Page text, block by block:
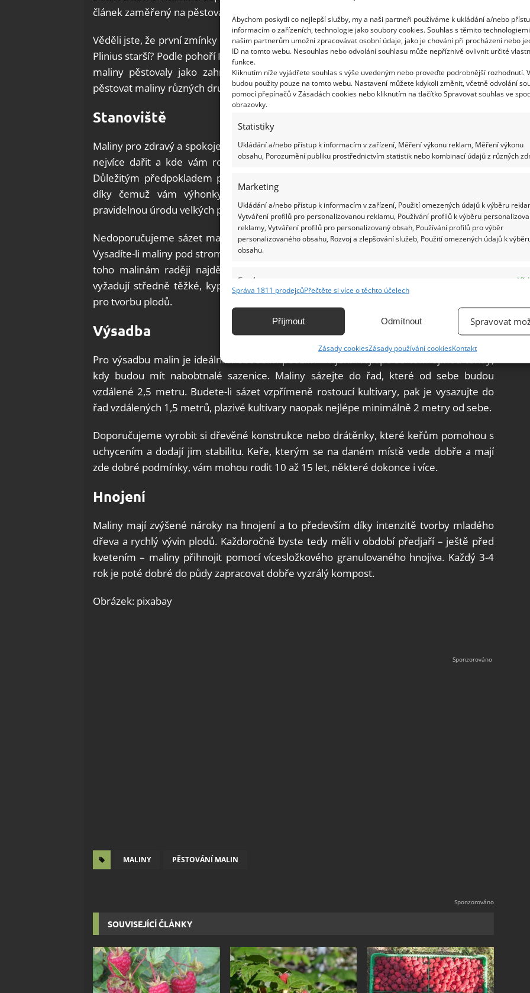
Abychom poskytli co nejlepší služby, my a naši partneři používáme k ukládání a/nebo
informacím o zařízeních, technologie jako soubory cookies. Souhlas s těmito
našim partnerům umožní zpracovávat osobní údaje, jako je chování při procházení nebo
ID na tomto webu. Nesouhlas nebo odvolání souhlasu může nepříznivě ovlivnit určité
funkce.
Kliknutím níže vyjádřete souhlas s výše uvedeným nebo proveďte podrobnější rozhodnutí.
budou použity pouze na tomto webu. Nastavení můžete kdykoli změnit, včetně odvolání
pomocí přepínačů v Zásadách cookies nebo kliknutím na tlačítko Spravovat souhlas ve
obrazovky.
Statistiky
Ukládání a/nebo přístup k informacím v zařízení, Měření výkonu reklam, Měření výkonu
obsahu, Porozumění publiku prostřednictvím statistik nebo kombinací údajů z různých
Marketing
Ukládání a/nebo přístup k informacím v zařízení, Použití omezených údajů k výběru
Vytváření profilů pro personalizovanou reklamu, Používání profilů k výběru
reklamy, Vytváření profilů pro personalizovaný obsah, Používání profilů pro výběr
personalizovaného obsahu, Rozvoj a zlepšování služeb, Použití omezených údajů k
obsahu.
Funkce
Identifikace zařízení na základě automaticky přenášených informací.
základě aktivně vyžádaných informací.
Zajištění bezpečnosti, předcházení a zjišťování podvodů a
odstraňování chyb, Poskytování a zobrazování reklamy a obsahu,
Ukládání a sdělování voleb ochrany osobních údajů.
Správa 1811 prodejcůPřečtěte si více o těchto účelech
Příjmout Odmítnout Spravovat
Zásady cookiesZásady používání cookiesKontakt
článek zaměřený na pěstování malin!
Věděli jste, že první zmínky o malinách pochází z Kréty, kde jejich pěstování zaznamenal
Plinius starší? Podle pohoří Ida švédský dostal maliník jméno Rubus idaea. V Čechách se
maliny pěstovaly jako zahradní rostlina od 16. století, v současné době je možné
pěstovat maliny různých druhů i barev: bílé, žluté, růžové, červené i červenofialové.
Stanoviště
Maliny pro zdravý a spokojený růst vyžadují chráněnou suchou polohu, kde se jim bude
nejvíce dařit a kde vám rovněž budou nejvíce plodit a dělat tak tu největší radost.
Důležitým předpokladem pro úspěšné pěstování je každoroční řádné vyzrání dřeva,
díky čemuž vám výhonky nezamrznou, dobře dozrají a vytvoří tak bohatou a
pravidelnou úrodu velkých plodů.
Nedoporučujeme sázet maliny pod stromy, což je velmi častý a bohužel i chybný jev.
Vysadíte-li maliny pod strom, budou jim čerpat půdu a nedočkáte se dobré úrody. Místo
toho malinám raději najděte slunné místo například u plotu. Pamatujte, že maliny
vyžadují středně těžké, kypré, humusovité půdy a především dostatek vody důležitý
pro tvorbu plodů.
Výsadba
Pro výsadbu malin je ideálním obdobím podzim – říjen. Nejlépe se vám ujmou tehdy,
kdy budou mít nabobtnalé sazenice. Maliny sázejte do řad, které od sebe budou
vzdálené 2,5 metru. Budete-li sázet vzpřímeně rostoucí kultivary, pak je vysazujte do
řad vzdálených 1,5 metrů, plazivé kultivary naopak nejlépe minimálně 2 metry od sebe.
Doporučujeme vyrobit si dřevěné konstrukce nebo drátěnky, které keřům pomohou s
uchycením a dodají jim stabilitu. Keře, kterým se na daném místě vede dobře a mají
zde dobré podmínky, vám mohou rodit 10 až 15 let, některé dokonce i více.
Hnojení
Maliny mají zvýšené nároky na hnojení a to především díky intenzitě tvorby mladého
dřeva a rychlý vývin plodů. Každoročně byste tedy měli v období předjaří – ještě před
kvetením – maliny přihnojit pomocí vícesložkového granulovaného hnojiva. Každý 3-4
rok je poté dobré do půdy zapracovat dobře vyzrálý kompost.
Obrázek: pixabay
MALINY PĚSTOVÁNÍ MALIN
SOUVISEJÍCÍ ČLÁNKY